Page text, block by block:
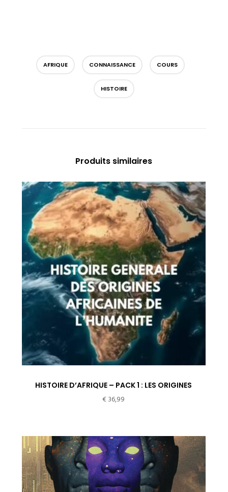
AFRIQUE CONNAISSANCE COURS
HISTOIRE
Produits similaires
HISTOIRE D’AFRIQUE – PACK 1 : LES ORIGINES
€36,99